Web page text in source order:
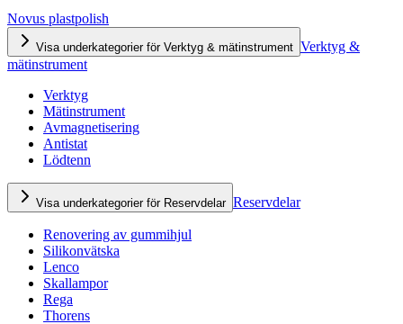
Novus plastpolish
Visa underkategorier för Verktyg & mätinstrument Verktyg &
mätinstrument
Verktyg
Mätinstrument
Avmagnetisering
Antistat
Lödtenn
Visa underkategorier för Reservdelar Reservdelar
Renovering av gummihjul
Silikonvätska
Lenco
Skallampor
Rega
Thorens